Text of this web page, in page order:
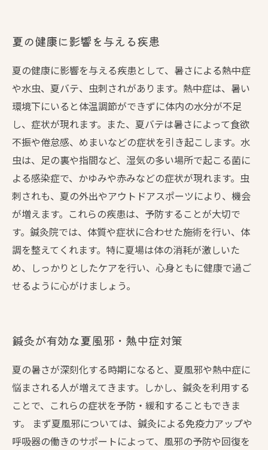
夏の健康に影響を与える疾患
夏の健康に影響を与える疾患として、暑さによる熱中症
や水虫、夏バテ、虫刺されがあります。熱中症は、暑い
環境下にいると体温調節ができずに体内の水分が不足
し、症状が現れます。また、夏バテは暑さによって食欲
不振や倦怠感、めまいなどの症状を引き起こします。水
虫は、足の裏や指間など、湿気の多い場所で起こる菌に
よる感染症で、かゆみや赤みなどの症状が現れます。虫
刺されも、夏の外出やアウトドアスポーツにより、機会
が増えます。これらの疾患は、予防することが大切で
す。鍼灸院では、体質や症状に合わせた施術を行い、体
調を整えてくれます。特に夏場は体の消耗が激しいた
め、しっかりとしたケアを行い、心身ともに健康で過ご
せるように心がけましょう。
鍼灸が有効な夏風邪・熱中症対策
夏の暑さが深刻化する時期になると、夏風邪や熱中症に
悩まされる人が増えてきます。しかし、鍼灸を利用する
ことで、これらの症状を予防・緩和することもできま
す。 まず夏風邪については、鍼灸による免疫力アップや
呼吸器の働きのサポートによって、風邪の予防や回復を